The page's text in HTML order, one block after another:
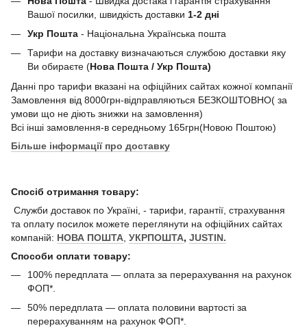
Вашої посилки, швидкість доставки 1-2 дні
Укр Пошта - Національна Українська пошта
Тарифи на доставку визначаються службою доставки яку
Ви обираєте (Нова Пошта / Укр Пошта)
Данні про тарифи вказані на офіційних сайтах кожної компанії
Замовлення від 8000грн-відправляються БЕЗКОШТОВНО( за
умови що не діють знижки на замовлення)
Всі інші замовлення-в середньому 165грн(Новою Поштою)
Більше інформації про доставку
Спосіб отримання товару:
Служби доставок по Україні, - тарифи, гарантії, страхування
та оплату посилок можете переглянути на офіційних сайтах
компаній: НОВА ПОШТА УКРПОШТА, JUSTIN.
Способи оплати товару:
100% передплата — оплата за перерахування на рахунок
ФОП*.
50% передплата — оплата половини вартості за
перерахуванням на рахунок ФОП*.